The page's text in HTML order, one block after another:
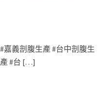
嘉義剖腹生產 #台中剖腹生
#台 […]